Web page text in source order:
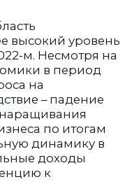
по итогам
динамику в
доходы
к
оказался более
просели во
справился